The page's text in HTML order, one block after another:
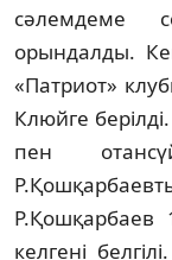
сәлемдеме
орындалды.
«Патриот»
Клюйге
пен
Р.Қошқарбаев
келгені